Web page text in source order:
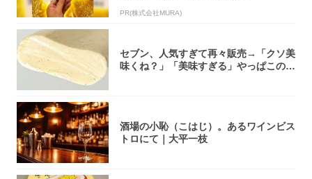
PR(株式会社MURA)
セブン、人気すぎて再々販売→「クソ美
味くね？」「美味すぎる」やっぱこのク
酒場の小恥（こはじ）。あるワインビス
トロにて｜大平一枝